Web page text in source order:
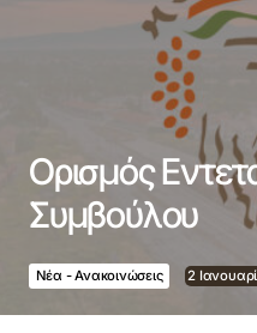
Ορισμός
Συμβούλου
Νέα - Ανακοινώσεις 2